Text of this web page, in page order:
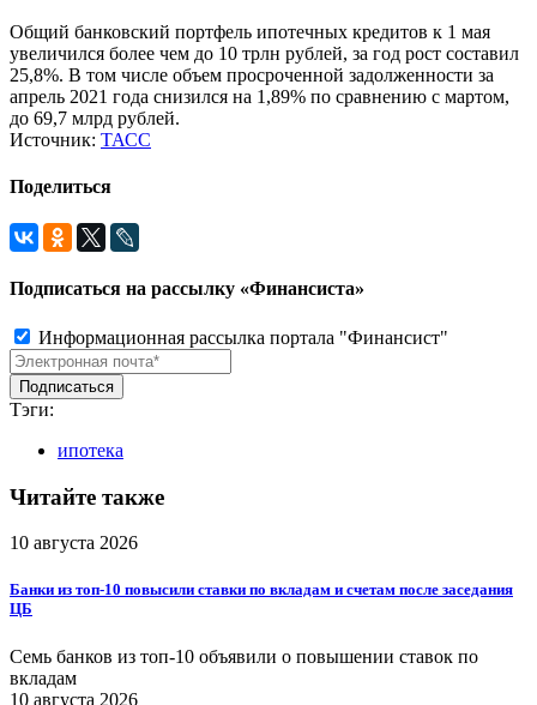
Общий банковский портфель ипотечных кредитов к 1 мая
увеличился более чем до 10 трлн рублей, за год рост составил
25,8%. В том числе объем просроченной задолженности за
апрель 2021 года снизился на 1,89% по сравнению с мартом,
до 69,7 млрд рублей.
Источник: ТАСС
Поделиться
Подписаться на рассылку «Финансиста»
Информационная рассылка портала "Финансист"
Тэги:
ипотека
Читайте также
10 августа 2026
Банки из топ-10 повысили ставки по вкладам и счетам после заседания
ЦБ
Семь банков из топ-10 объявили о повышении ставок по
вкладам
10 августа 2026